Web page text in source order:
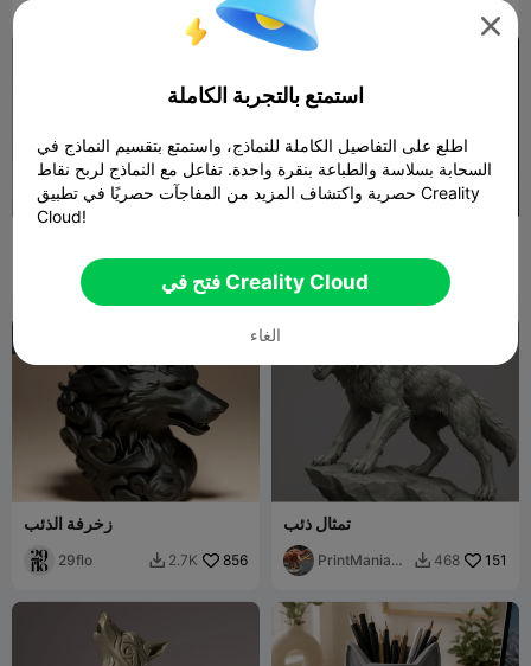
LoanShark 170 143
الأبعاد عالي التفاصيل
Duo3DPrint 305
زخرفة الذئب
29flo  2.7K 856
تمثال ذئب
PrintMania3
 468 151

استمتع بالتجربة الكاملة
اطلع على التفاصيل الكاملة للنماذج، واستمتع بتقسيم النماذج في
السحابة بسلاسة والطباعة بنقرة واحدة. تفاعل مع النماذج لربح نقاط
حصرية واكتشاف المزيد من المفاجآت حصريًا في تطبيق Creality
Cloud!
فتح في Creality Cloud
الغاء